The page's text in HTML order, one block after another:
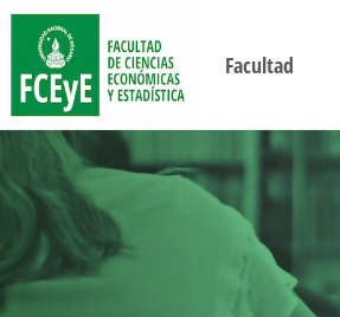
Facultad